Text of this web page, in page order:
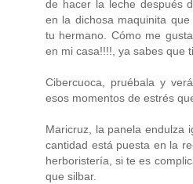
de hacer la leche después
en la dichosa maquinita
tu hermano. Cómo me
en mi casa!!!!, ya sabes que
Cibercuoca, pruébala y
esos momentos de estrés
Maricruz, la panela endulza
cantidad está puesta en la
herboristería, si te es
que silbar.